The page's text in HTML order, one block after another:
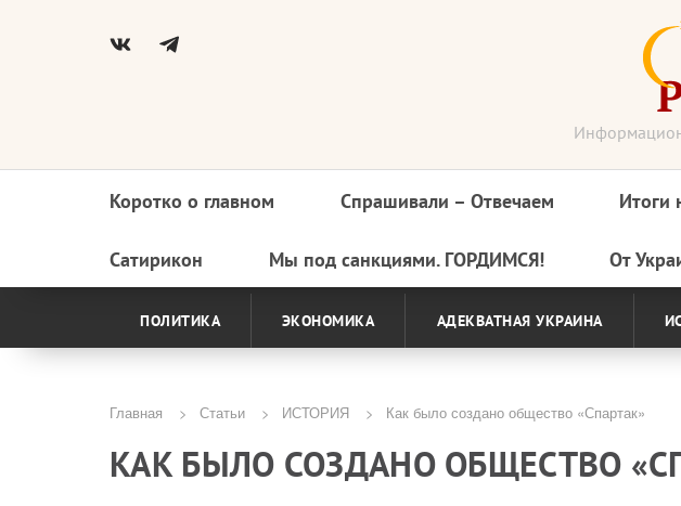
Основная
навигация
Коротко о главном Спрашивали – Отвечаем Итоги
Сатирикон Мы под санкциями. ГОРДИМСЯ! От
ПОЛИТИКА ЭКОНОМИКА АДЕКВАТНАЯ УКРАИНА
Строка
навигации
Главная Статьи ИСТОРИЯ Как было создано общество «Спартак»
КАК БЫЛО СОЗДАНО ОБЩЕСТВО